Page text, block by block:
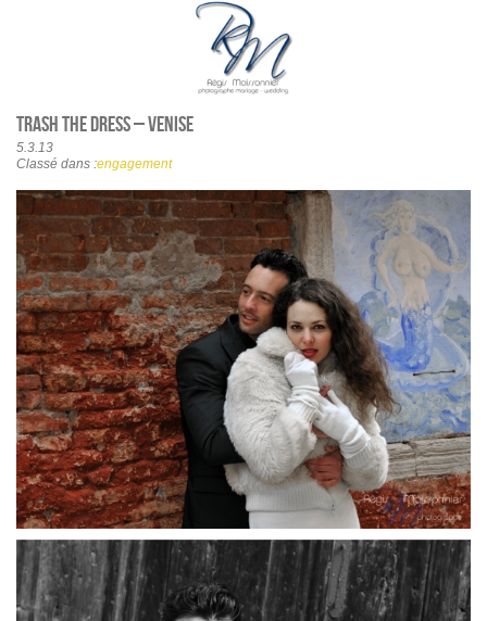
Trash the dress – Venise
5.3.13
Classé dans :engagement